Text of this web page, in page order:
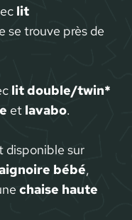
lit
se trouve près de
lit double/twin*
et lavabo.
disponible sur
bébé,
chaise haute